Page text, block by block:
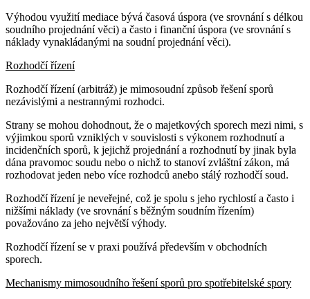
Výhodou využití mediace bývá časová úspora (ve srovnání s délkou
soudního projednání věci) a často i finanční úspora (ve srovnání s
náklady vynakládanými na soudní projednání věci).
Rozhodčí řízení
Rozhodčí řízení (arbitráž) je mimosoudní způsob řešení sporů
nezávislými a nestrannými rozhodci.
Strany se mohou dohodnout, že o majetkových sporech mezi nimi, s
výjimkou sporů vzniklých v souvislosti s výkonem rozhodnutí a
incidenčních sporů, k jejichž projednání a rozhodnutí by jinak byla
dána pravomoc soudu nebo o nichž to stanoví zvláštní zákon, má
rozhodovat jeden nebo více rozhodců anebo stálý rozhodčí soud.
Rozhodčí řízení je neveřejné, což je spolu s jeho rychlostí a často i
nižšími náklady (ve srovnání s běžným soudním řízením)
považováno za jeho největší výhody.
Rozhodčí řízení se v praxi používá především v obchodních
sporech.
Mechanismy mimosoudního řešení sporů pro spotřebitelské spory